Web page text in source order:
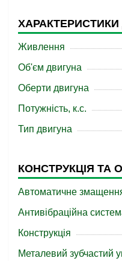
Живлення
Об'єм двигуна
Оберти двигуна
Потужність, к.с.
Тип двигуна
КОНСТРУКЦІЯ ТА
Автоматичне
Антивібраційна
Конструкція
Металевий зубчастий